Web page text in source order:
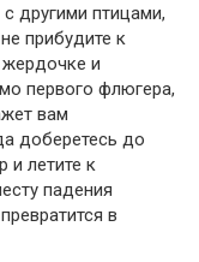
другими птицами,
прибудите к
и
первого флюгера,
вам
доберетесь до
и летите к
падения
в